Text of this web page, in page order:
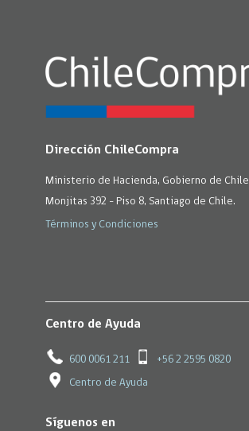
Dirección ChileCompra
Ministerio de Hacienda, Gobierno de Chile
Monjitas 392 - Piso 8, Santiago de Chile.
Términos y Condiciones
Centro de Ayuda
600 0061 211 +56 2 2595 0820
Centro de Ayuda
Síguenos en